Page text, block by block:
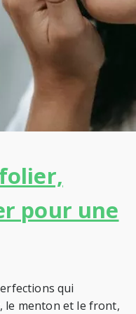
pour une
qui
le menton et le front,